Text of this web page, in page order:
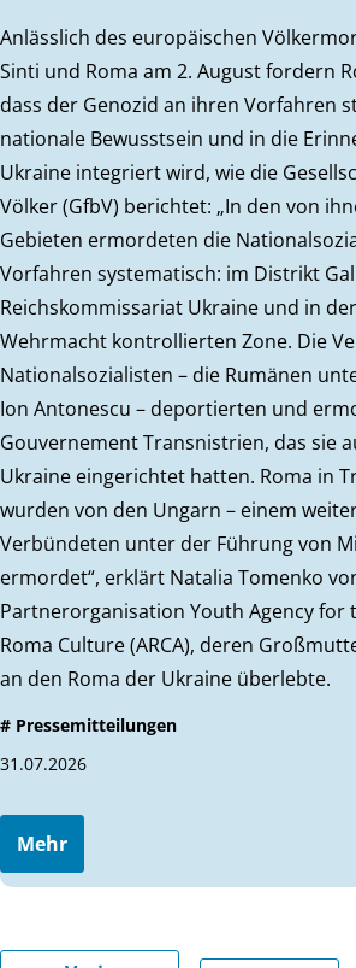
Anlässlich des europäischen
Sinti und Roma am 2. August fordern
dass der Genozid an ihren Vorfahren
nationale Bewusstsein und in die
Ukraine integriert wird, wie die
Völker (GfbV) berichtet: „In den von
Gebieten ermordeten die
Vorfahren systematisch: im Distrikt
Reichskommissariat Ukraine und in
Wehrmacht kontrollierten Zone. Die
Nationalsozialisten – die Rumänen
Ion Antonescu – deportierten und
Gouvernement Transnistrien, das sie
Ukraine eingerichtet hatten. Roma in
wurden von den Ungarn – einem
Verbündeten unter der Führung von
ermordet“, erklärt Natalia Tomenko
Partnerorganisation Youth Agency for
Roma Culture (ARCA), deren
an den Roma der Ukraine überlebte.
# Pressemitteilungen
31.07.2026
Mehr